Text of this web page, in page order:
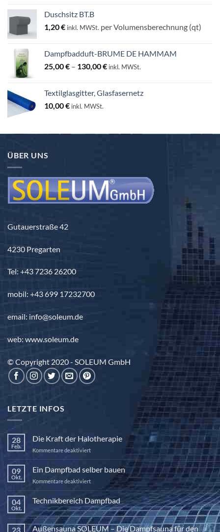
Duschsitz BT.B
1,20€ inkl. MWSt. per Volumensberechnung (qt)
Dampfbadduft-BRUME DE HAMMAM
25,00€ – 130,00€Preisspanne:
130,00 €
inkl. MWSt.
Textilglasgitter, Glasfasernetz
10,00€ inkl. MWSt.
ÜBER UNS
Gutauerstraße 42
4230 Pregarten
Tel: +43 7236 26200
mobil: +43 699 17232700
email: info@soleum.de
web: www.soleum.de
© Copyright 2020 - SOLEUM GmbH
LETZTE INFOS
28
Feb.
Die Kraft der Halotherapie
Kommentare deaktiviertfür
Kraft
Halotherapie
09
Okt.
Ein Dampfbad selber bauen
Kommentare deaktiviertfür
Dampfbad
selber
bauen
04
Okt.
Technikbereich Dampfbad
Keine
Kommentare
zu
Technikbereich
23 Außensauna SOLEUM – Die Dampfsauna für den